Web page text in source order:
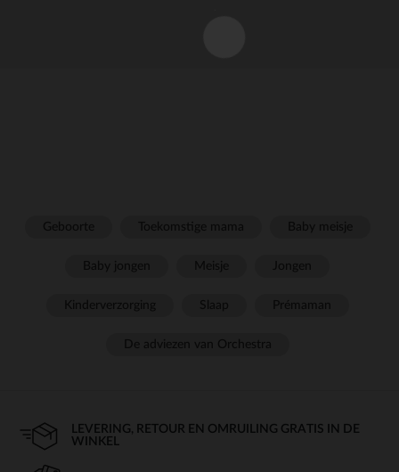
LEVERING, RETOUR EN OMRUILING GRATIS IN DE
WINKEL